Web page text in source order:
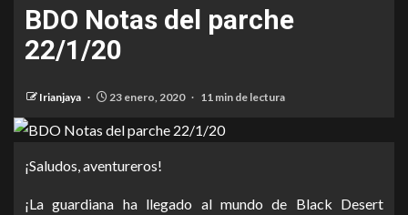
BDO Notas del parche
22/1/20
Irianjaya 23 enero, 2020 11 min de lectura
¡Saludos, aventureros!
¡La guardiana ha llegado al mundo de Black Desert